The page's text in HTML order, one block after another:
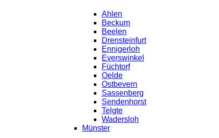
Ahlen
Beckum
Beelen
Drensteinfurt
Ennigerloh
Everswinkel
Füchtorf
Oelde
Ostbevern
Sassenberg
Sendenhorst
Telgte
Wadersloh
Münster